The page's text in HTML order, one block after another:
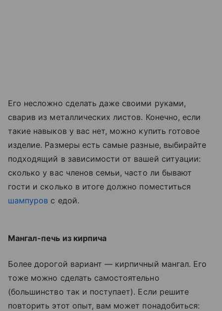
Его несложно сделать даже своими руками,
сварив из металлических листов. Конечно, если
такие навыков у вас нет, можно купить готовое
изделие. Размеры есть самые разные, выбирайте
подходящий в зависимости от вашей ситуации:
сколько у вас членов семьи, часто ли бывают
гости и сколько в итоге должно поместиться
шампуров с едой.
Мангал-печь из кирпича
Более дорогой вариант — кирпичный мангал. Его
тоже можно сделать самостоятельно
(большинство так и поступает). Если решите
повторить этот опыт, вам может понадобиться: